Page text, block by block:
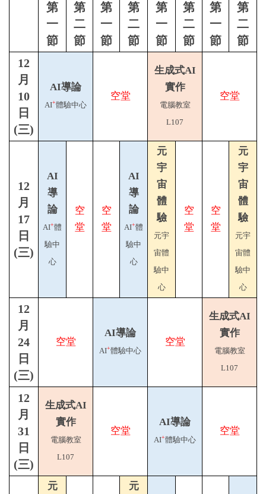
第
一
節
第
二
節
第
一
節
第
二
節
第
一
節
第
二
節
第
一
節
第
二
節
12
月
10
日
(三)
AI導論
AI+體驗中心
空堂
生成式AI
實作
電腦教室
L107
空堂
12
月
17
日
(三)
AI
導
論
AI+體
驗中
心
空
堂
空
堂
AI
導
論
AI+體
驗中
心
元
宇
宙
體
驗
元宇
宙體
驗中
心
空
堂
空
堂
元
宇
宙
體
驗
元宇
宙體
驗中
心
12
月
24
日
(三)
空堂
AI導論
AI+體驗中心
空堂
生成式AI
實作
電腦教室
L107
12
月
31
日
(三)
生成式AI
實作
電腦教室
L107
空堂
AI導論
AI+體驗中心
空堂
元
元